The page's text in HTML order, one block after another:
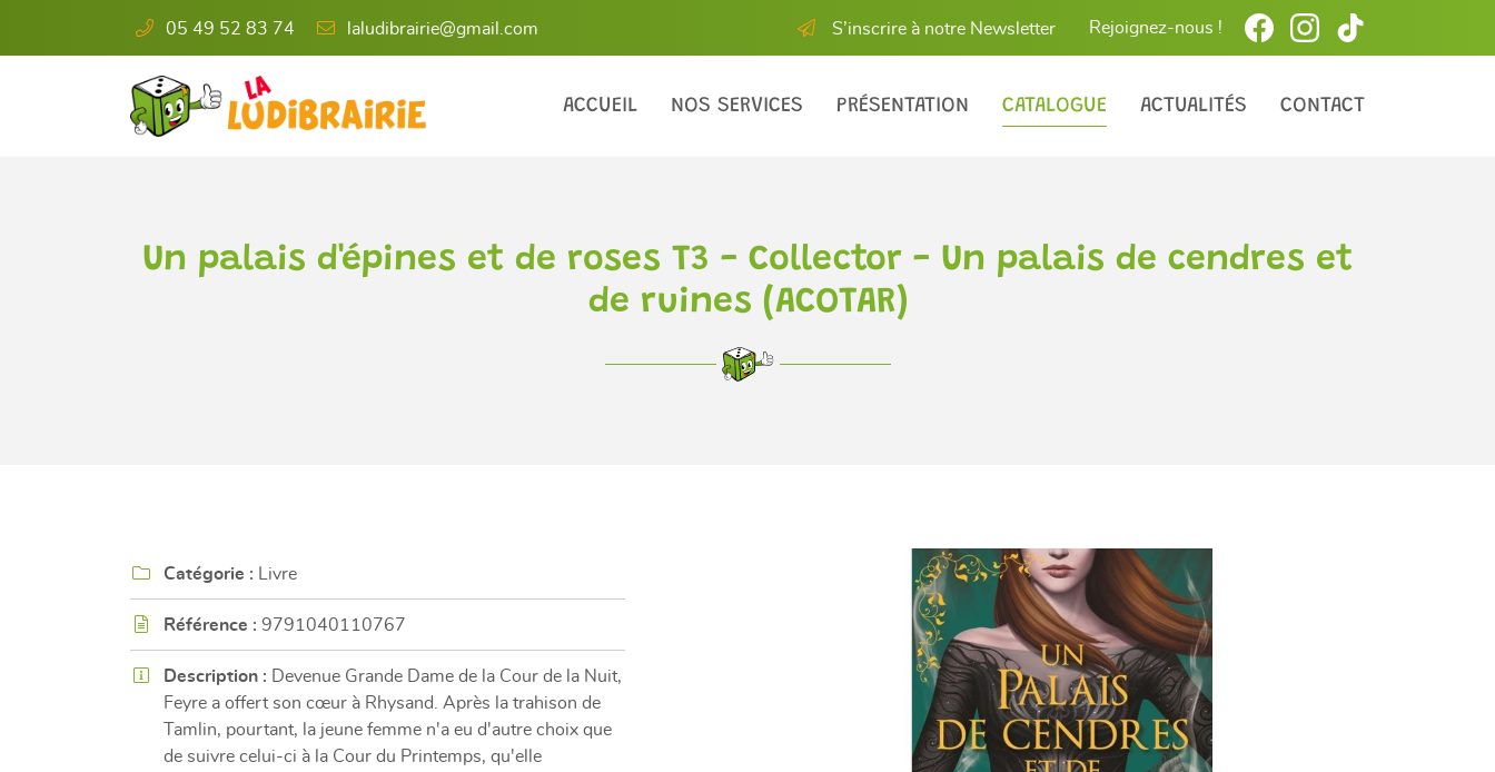
05 49 52 83 74 S’inscrire à notre Newsletter Rejoignez-nous !
ACCUEIL NOS SERVICES PRÉSENTATION CATALOGUE ACTUALITÉS CONTACT
86000 Poitiers
05 49 52 83 74
INSCRIPTION
Un palais d'épines et de roses T3 - Collector - Un palais de cendres et
de ruines (ACOTAR)
 Catégorie : Livre
 Référence : 9791040110767
 Description : Devenue Grande Dame de la Cour de la Nuit,
Feyre a offert son cœur à Rhysand. Après la trahison de
Tamlin, pourtant, la jeune femme n'a eu d'autre choix que
de suivre celui-ci à la Cour du Printemps, qu'elle